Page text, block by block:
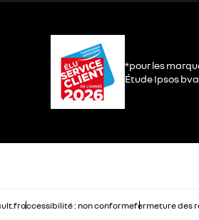
*pour les
Étude Ipsos bva
accessibilité : non conformefermeture des